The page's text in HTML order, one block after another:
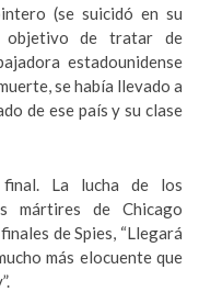
(se suicidó en su
objetivo de tratar de
estadounidense
se había llevado a
de ese país y su clase
La lucha de los
mártires de Chicago
de Spies, “Llegará
más elocuente que